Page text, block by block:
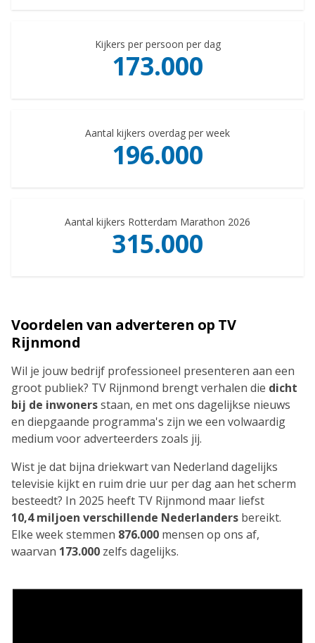
Kijkers per persoon per dag
173.000
Aantal kijkers overdag per week
196.000
Aantal kijkers Rotterdam Marathon 2026
315.000
Voordelen van adverteren op TV
Rijnmond
Wil je jouw bedrijf professioneel presenteren aan een
groot publiek? TV Rijnmond brengt verhalen die dicht
bij de inwonersstaan, en met ons dagelijkse nieuws
en diepgaande programma's zijn we een volwaardig
medium voor adverteerders zoals jij.
Wist je dat bijna driekwart van Nederland dagelijks
televisie kijkt en ruim drie uur per dag aan het scherm
besteedt? In 2025 heeft TV Rijnmond maar liefst
10,4miljoen verschillende Nederlanders bereikt.
Elke week stemmen 876.000 mensen op ons af,
waarvan 173.000 zelfs dagelijks.